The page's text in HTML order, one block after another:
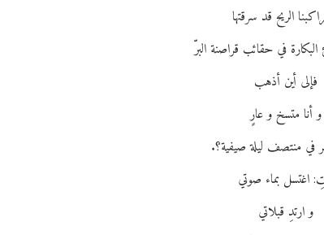
الريح قد سرقتها
في حقائب قراصنة البرّ
فإلى أين أذهب
و أنا متسخ و عارٍ
في منتصف ليلة صيفية؟.
اغتسل بماء صوتي
و ارتدِ قبلاتي